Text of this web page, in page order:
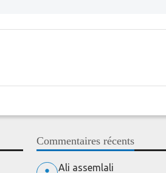
Commentaires récents
Ali assemlali